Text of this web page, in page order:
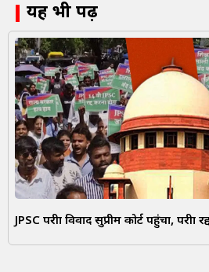
यह भी पढ़ें
JPSC परीक्षा विवाद सुप्रीम कोर्ट पहुंचा,